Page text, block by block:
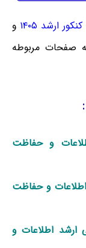
ارشد ۱۴۰۵
و
صفحات مربوطه
و حفاظت
اطلاعات و حفاظت
ارشد اطلاعات و